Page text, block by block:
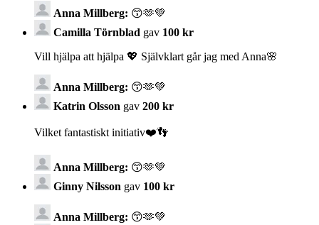
Anna Millberg: 😙🫶💚
Camilla Törnblad gav 100 kr
Vill hjälpa att hjälpa 💖 Självklart går jag med Anna🌸
Anna Millberg: 😙🫶💚
Katrin Olsson gav 200 kr
Vilket fantastiskt initiativ❤️👣
Anna Millberg: 😙🫶💚
Ginny Nilsson gav 100 kr
Anna Millberg: 😙🫶💚